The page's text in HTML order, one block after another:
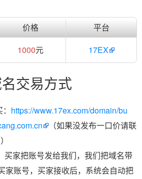
价格
平台
1000元 17EX
交易方式
https://www.17ex.com/domain/bu
（如果没发布一口价请联
买家把账号发给我们，我们把域名带
家账号，买家接收后，系统会自动把